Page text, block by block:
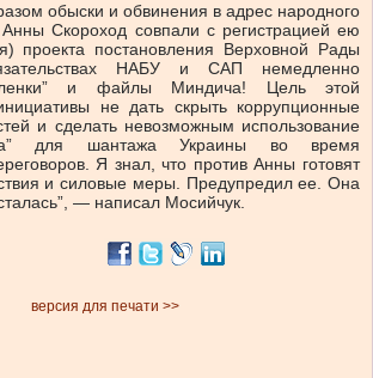
обыски и обвинения в адрес народного
Скороход совпали с регистрацией ею
проекта постановления Верховной Рады
НАБУ и САП немедленно
и файлы Миндича! Цель этой
не дать скрыть коррупционные
и сделать невозможным использование
для шантажа Украины во время
Я знал, что против Анны готовят
и силовые меры. Предупредил ее. Она
— написал Мосийчук.
версия для печати >>